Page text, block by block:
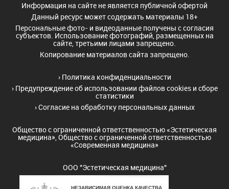
Информация на сайте не является публичной офертой
Данный ресурс может содержать материалы 18+
Персональные фото- и видеоданные получены с согласия
субъектов. Использование фотографий, размещенных на
сайте, третьими лицами запрещено.
Копирование материалов сайта запрещено.
› Политика конфиденциальности
› Предупреждение об использовании файлов cookies и сборе
статистики
›Согласие на обработку персональных данных
Общество с ограниченной ответственностью «Эстетическая
медицина», Общество с ограниченной ответственностью
«Современная медицина»
ООО "Эстетическая медицина"